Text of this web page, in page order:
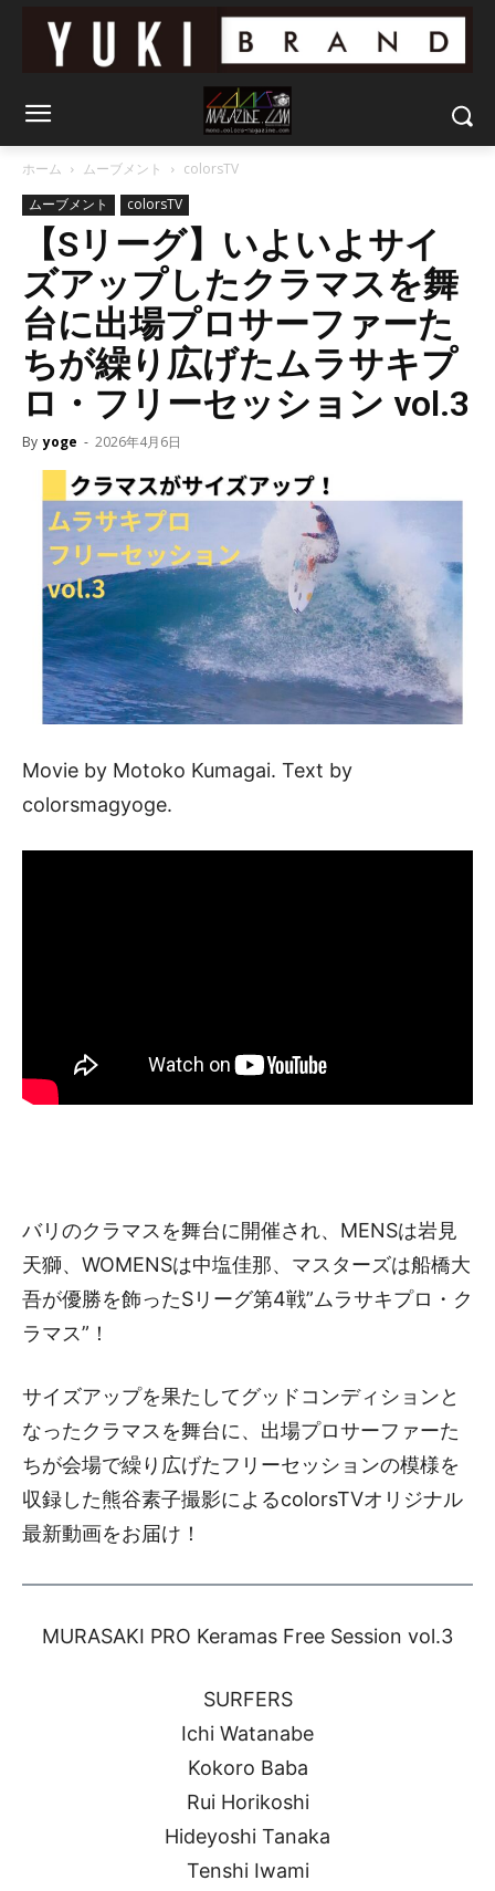
ホーム ムーブメント
colorsTV
ムーブメント
colorsTV
【Sリーグ】いよいよサイ
ズアップしたクラマスを舞
台に出場プロサーファーた
ちが繰り広げたムラサキプ
ロ・フリーセッション vol.3
By yoge - 2026年4月6日
Movie by Motoko Kumagai. Text by
colorsmagyoge.
バリのクラマスを舞台に開催され、MENSは岩見
天獅、WOMENSは中塩佳那、マスターズは船橋大
吾が優勝を飾ったSリーグ第4戦”ムラサキプロ・ク
ラマス”！
サイズアップを果たしてグッドコンディションと
なったクラマスを舞台に、出場プロサーファーた
ちが会場で繰り広げたフリーセッションの模様を
収録した熊谷素子撮影によるcolorsTVオリジナル
最新動画をお届け！
MURASAKI PRO Keramas Free Session vol.3
SURFERS
Ichi Watanabe
Kokoro Baba
Rui Horikoshi
Hideyoshi Tanaka
Tenshi Iwami